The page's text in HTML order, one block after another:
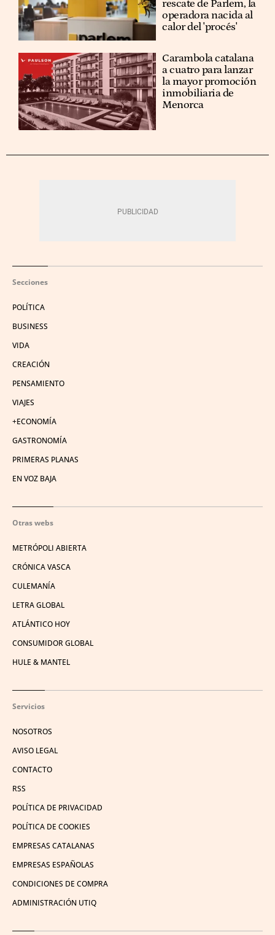
rescate de Parlem, la
operadora nacida al
calor del 'procés'
Carambola catalana
a cuatro para lanzar
la mayor promoción
inmobiliaria de
Menorca
Secciones
POLÍTICA
BUSINESS
VIDA
CREACIÓN
PENSAMIENTO
VIAJES
+ECONOMÍA
GASTRONOMÍA
PRIMERAS PLANAS
EN VOZ BAJA
Otras webs
METRÓPOLI ABIERTA
CRÓNICA VASCA
CULEMANÍA
LETRA GLOBAL
ATLÁNTICO HOY
CONSUMIDOR GLOBAL
HULE & MANTEL
Servicios
NOSOTROS
AVISO LEGAL
CONTACTO
RSS
POLÍTICA DE PRIVACIDAD
POLÍTICA DE COOKIES
EMPRESAS CATALANAS
EMPRESAS ESPAÑOLAS
CONDICIONES DE COMPRA
ADMINISTRACIÓN UTIQ